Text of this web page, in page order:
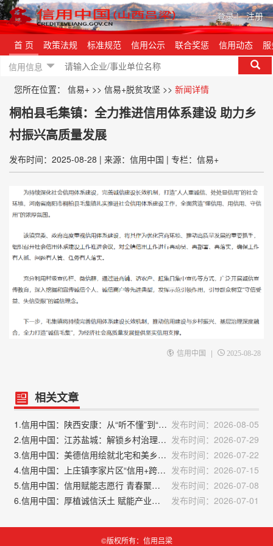
登录| 注册
首 页 政策法规 标准规范 信用公示 联合奖惩 信用动态
信用信息
您所在位置： 信易+ >> 信易+脱贫攻坚 >> 新闻详情
桐柏县毛集镇：全力推进信用体系建设 助力乡
村振兴高质量发展
发布时间：2025-08-28 | 来源：信用中国 | 专栏：信易+
信用中国 | 2025-08-28
相关文章
1.信用中国：陕西安康：从“听不懂”到“记得牢”，让信用意识扎根乡土 发布时间：2026-08-05
2.信用中国：江苏盐城：解锁乡村治理“金钥匙” 以“诚信化笔”绘就振兴画卷 发布时间：2026-07-29
3.信用中国：美德信用绘就北宅和美乡村新画卷 发布时间：2026-07-22
4.信用中国：上庄镇李家片区“信用+跨村联建”绘就和美乡村新画卷 发布时间：2026-07-15
5.信用中国：信用赋能志愿行 青春聚力助麦收：二十里铺街道组织青少年开展“信用+助力麦收”志愿服务
发布时间：2026-07-08
6.信用中国：厚植诚信沃土 赋能产业振兴——辽中区佑户坨村推进诚信乡村建设
发布时间：2026-07-01
©版权所有：信用吕梁